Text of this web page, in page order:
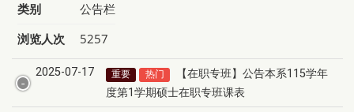
类别
公告栏
浏览人次
5257
2025-07-17 重要 热门
【在职专班】公告本系115学年
度第1学期硕士在职专班课表